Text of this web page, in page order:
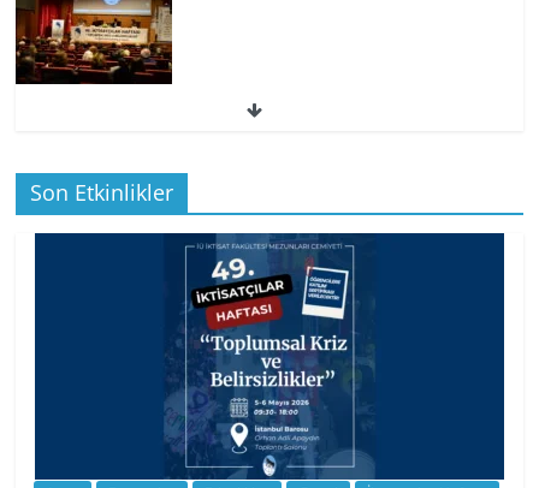
49. İktisatçılar Haftası | 1.…
BİZ İKTİSATLILAR: İÇİMİZDEN BİRİ PROF.
…
Son Etkinlikler